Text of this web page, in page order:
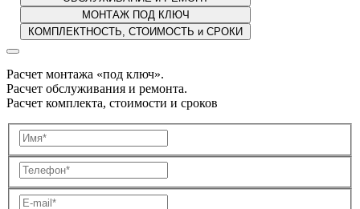
Расчет монтажа «под ключ».
Расчет обслуживания и ремонта.
Расчет комплекта, стоимости и сроков